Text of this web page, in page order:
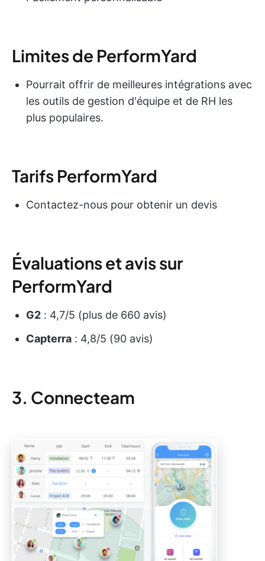
Limites de PerformYard
Pourrait offrir de meilleures intégrations avec
les outils de gestion d'équipe et de RH les
plus populaires.
Tarifs PerformYard
Contactez-nous pour obtenir un devis
Évaluations et avis sur
PerformYard
G2 : 4,7/5 (plus de 660 avis)
Capterra : 4,8/5 (90 avis)
3. Connecteam